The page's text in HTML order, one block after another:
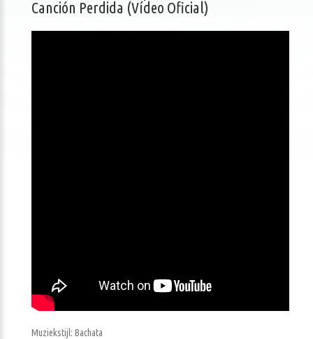
Canción Perdida (Vídeo Oficial)
Muziekstijl: Bachata